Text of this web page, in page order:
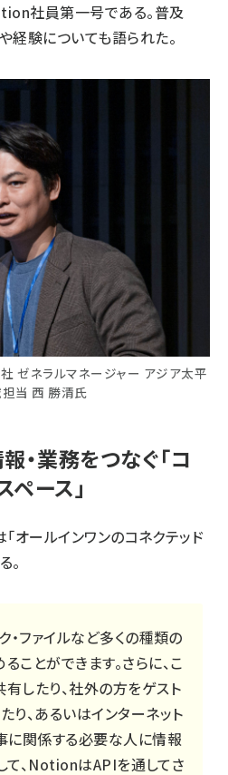
社員第一号である。普及
経験についても語られた。
ゼネラルマネージャー アジア太平
当 ⻄ 勝清氏
・業務をつなぐ「コ
ペース」
オールインワンのコネクテッド
。
・ファイルなど多くの種類の
ことができます。さらに、こ
したり、社外の方をゲスト
り、あるいはインターネット
に関係する必要な人に情報
て、NotionはAPIを通してさ